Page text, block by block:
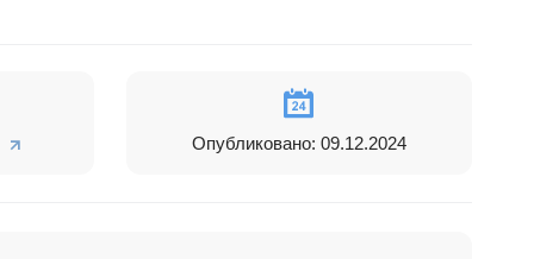
Опубликовано: 09.12.2024